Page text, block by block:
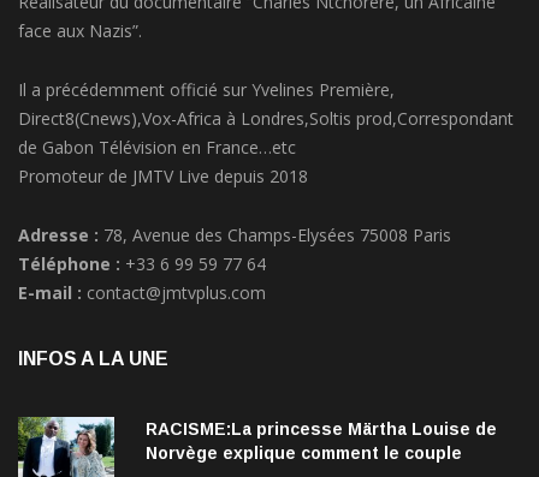
face aux Nazis”.
Il a précédemment officié sur Yvelines Première,
Direct8(Cnews),Vox-Africa à Londres,Soltis prod,Correspondant
de Gabon Télévision en France…etc
Promoteur de JMTV Live depuis 2018
Adresse : 78, Avenue des Champs-Elysées 75008 Paris
Téléphone : +33 6 99 59 77 64
E-mail : contact@jmtvplus.com
INFOS A LA UNE
RACISME:La princesse Märtha Louise de
Norvège explique comment le couple